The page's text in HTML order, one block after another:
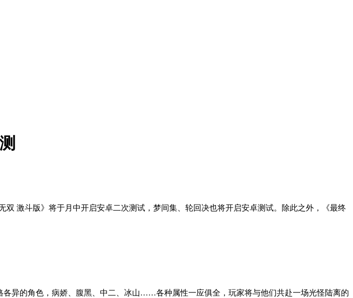
激斗版》将于月中开启安卓二次测试，梦间集、轮回决也将开启安卓测试。除此之外，《最终
异的角色，病娇、腹黑、中二、冰山……各种属性一应俱全，玩家将与他们共赴一场光怪陆离的